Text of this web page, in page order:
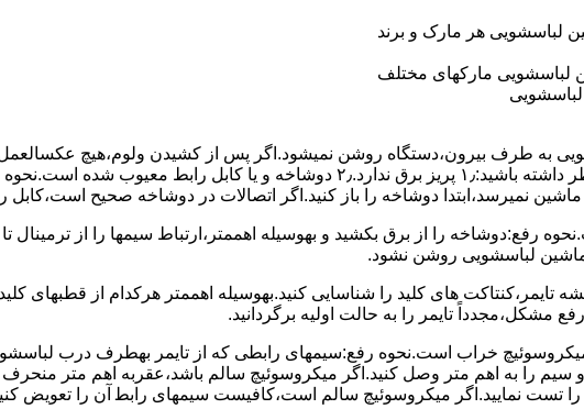
لباسشویی هر مارک و برند
لباسشویی مارکهای مختلف
به طرف ﺑﯿﺮون،دستگاه روﺷﻦ نمیشود.اﮔﺮ ﭘﺲ از ﮐﺸﯿﺪن وﻟﻮم،ﻫﯿﭻ
بعنوان ﻋﻠﻞ احتمالی بروز چنین مشکلی در نظر داشته باشید:۱٫ ﭘﺮﯾﺰ ﺑﺮق
نمیرسد،اﺑﺘﺪا دوشاخه را باز کنید.اﮔﺮ اﺗﺼﺎﻻت در دوشاخه ﺻﺤﯿﺢ اﺳﺖ،ﮐﺎﺑﻞ
رﻓﻊ:دوشاخه را از ﺑﺮق بکشید و بهوسیله اهممتر،ارﺗﺒﺎط سیمها را از
لباسشویی روﺷﻦ نشود.
ﺗﺎﯾﻤﺮ،ﮐﻨﺘﺎﮐﺖ ﻫﺎی ﮐﻠﯿﺪ را ﺷﻨﺎﺳﺎﯾﯽ کنید.بهوسیله اهممتر هرکدام از
مشکل،مجدداً ﺗﺎﯾﻤﺮ را به حالت اوﻟﯿﻪ برگردانید.
ﻣﯿﮑﺮوﺳﻮﺋﯿﭻ ﺧﺮاب اﺳﺖ.نحوه رفع:سیمهای راﺑﻄﯽ ﮐﻪ از ﺗﺎﯾﻤﺮ بهطرف درب
دو ﺳﯿﻢ را ﺑﻪ اﻫﻢ ﻣﺘﺮ وصل کنید.اﮔﺮ ﻣﯿﮑﺮوﺳﻮﺋﯿﭻ ﺳﺎﻟﻢ ﺑﺎﺷﺪ،ﻋﻘﺮﺑﻪ اهم متر
ﺗﺴﺖ ﻧﻤﺎﯾﯿﺪ.اﮔﺮ ﻣﯿﮑﺮوﺳﻮﺋﯿﭻ ﺳﺎﻟﻢ اﺳﺖ،ﮐﺎﻓﯿﺴﺖ سیمهای راﺑﻄ آن را ﺗﻌﻮﯾﺾ